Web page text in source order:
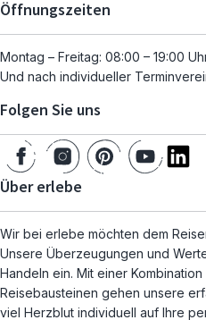
Öffnungszeiten
Montag – Freitag: 08:00 – 19:00
Und nach individueller
Folgen Sie uns
Über erlebe
Wir bei erlebe möchten dem
Unsere Überzeugungen und
Handeln ein. Mit einer
Reisebausteinen gehen unsere
viel Herzblut individuell auf Ihre